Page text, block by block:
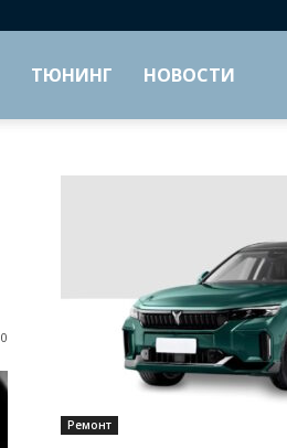
ТЮНИНГ НОВОСТИ
0
Ремонт